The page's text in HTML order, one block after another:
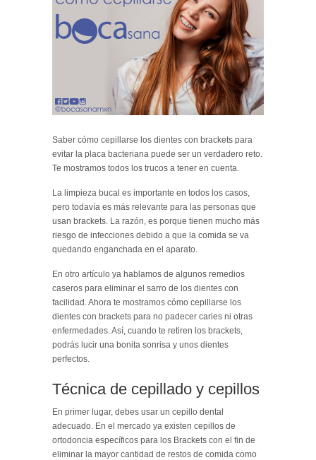
Saber cómo cepillarse los dientes con brackets para
evitar la placa bacteriana puede ser un verdadero reto.
Te mostramos todos los trucos a tener en cuenta.
La limpieza bucal es importante en todos los casos,
pero todavía es más relevante para las personas que
usan brackets. La razón, es porque tienen mucho más
riesgo de infecciones debido a que la comida se va
quedando enganchada en el aparato.
En otro artículo ya hablamos de algunos remedios
caseros para eliminar el sarro de los dientes con
facilidad. Ahora te mostramos cómo cepillarse los
dientes con brackets para no padecer caries ni otras
enfermedades. Así, cuando te retiren los brackets,
podrás lucir una bonita sonrisa y unos dientes
perfectos.
Técnica de cepillado y cepillos
En primer lugar, debes usar un cepillo dental
adecuado. En el mercado ya existen cepillos de
ortodoncia específicos para los Brackets con el fin de
eliminar la mayor cantidad de restos de comida como